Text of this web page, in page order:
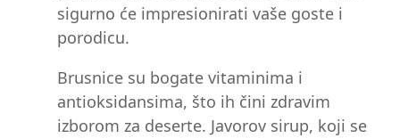
sigurno će impresionirati vaše goste i
porodicu.
Brusnice su bogate vitaminima i
antioksidansima, što ih čini zdravim
izborom za deserte. Javorov sirup, koji se